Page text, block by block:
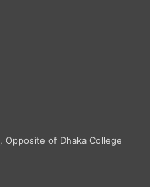
Opposite of Dhaka College